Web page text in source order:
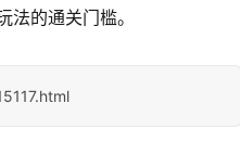
的通关门槛。